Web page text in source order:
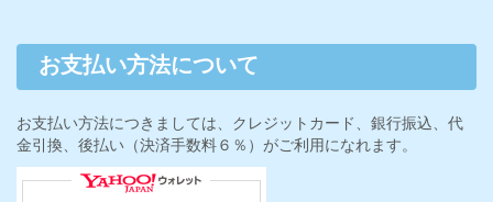
お支払い方法について
お支払い方法につきましては、クレジットカード、銀行振込、代
金引換、後払い（決済手数料６％）がご利用になれます。